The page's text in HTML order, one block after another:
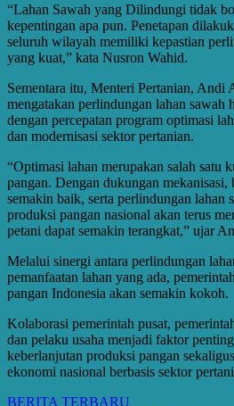
“Lahan Sawah yang Dilindungi tidak
kepentingan apa pun. Penetapan
seluruh wilayah memiliki kepastian
yang kuat,” kata Nusron Wahid.
Sementara itu, Menteri Pertanian, Andi
mengatakan perlindungan lahan sawah
dengan percepatan program optimasi
dan modernisasi sektor pertanian.
“Optimasi lahan merupakan salah satu
pangan. Dengan dukungan
semakin baik, serta perlindungan lahan
produksi pangan nasional akan terus
petani dapat semakin terangkat,” ujar
Melalui sinergi antara perlindungan
pemanfaatan lahan yang ada,
pangan Indonesia akan semakin kokoh.
Kolaborasi pemerintah pusat,
dan pelaku usaha menjadi faktor
keberlanjutan produksi pangan
ekonomi nasional berbasis sektor
BERITA TERBARU